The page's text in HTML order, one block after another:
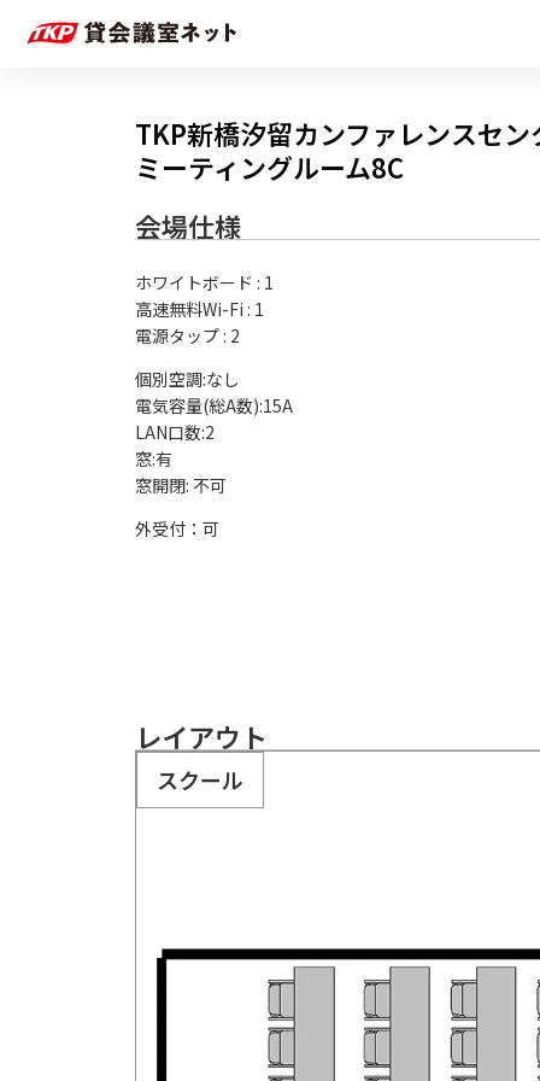
TKP新橋汐留カンファレンスセン
ミーティングルーム8C
会場仕様
ホワイトボード : 1
高速無料Wi-Fi : 1
電源タップ : 2
個別空調:なし
電気容量(総A数):15A
LAN口数:2
窓:有
外受付：可
レイアウト
スクール